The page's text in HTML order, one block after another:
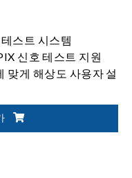
스트 시스템
신호 테스트 지원
맞게 해상도 사용자 설
power transient